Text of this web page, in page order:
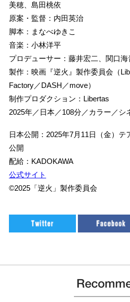
美穂、島田桃依
原案・監督：内田英治
脚本：まなべゆきこ
音楽：小林洋平
プロデューサー：藤井宏二、関口海
製作：映画『逆火』製作委員会（
Factory／DASH／move）
制作プロダクション：Libertas
2025年／日本／108分／カラー／
日本公開：2025年7月11日（金）テ
公開
配給：KADOKAWA
公式サイト
©2025「逆火」製作委員会